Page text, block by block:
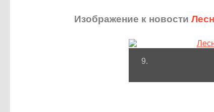
Изображение к новости
9.